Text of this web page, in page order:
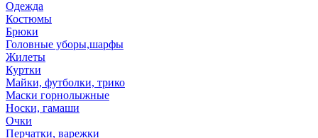
Одежда
Костюмы
Брюки
Головные уборы,шарфы
Жилеты
Куртки
Майки, футболки, трико
Маски горнолыжные
Носки, гамаши
Очки
Перчатки, варежки